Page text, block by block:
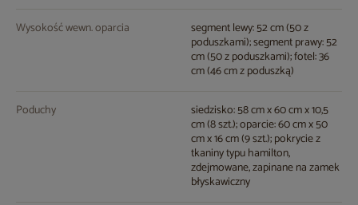
Wysokość wewn. oparcia segment lewy: 52 cm (50 z
poduszkami); segment prawy: 52
cm (50 z poduszkami); fotel: 36
cm (46 cm z poduszką)
Poduchy siedzisko: 58 cm x 60 cm x 10,5
cm (8 szt.); oparcie: 60 cm x 50
cm x 16 cm (9 szt.); pokrycie z
tkaniny typu hamilton,
zdejmowane, zapinane na zamek
błyskawiczny